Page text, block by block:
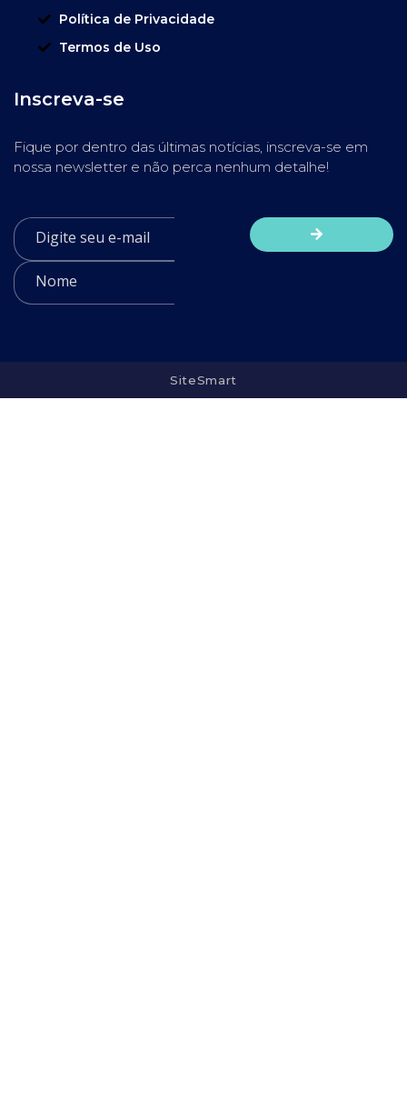
Política de Privacidade
Termos de Uso
Inscreva-se
Fique por dentro das últimas notícias, inscreva-se em
nossa newsletter e não perca nenhum detalhe!
SiteSmart